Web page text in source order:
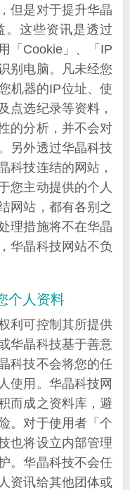
但是对于提升华晶
。这些资讯是透过
「Cookie」、「IP
别电脑。凡未经您
机器的IP位址、使
点选纪录等资料，
的分析，并不会对
另外透过华晶科技
科技连结的网站，
您主动提供的个人
网站，都有各别之
理措施将不在华晶
华晶科技网站不负
个人资料
利可控制其所提供
华晶科技基于善意
科技不会将您的任
使用。华晶科技网
而成之资料库，避
。对于使用者「个
也将设立内部管理
。华晶科技不会任
资讯给其他团体或